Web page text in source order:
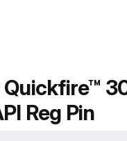
Reg Pin